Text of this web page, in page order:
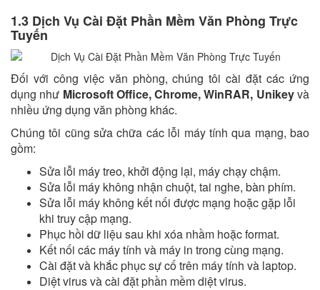
1.3 Dịch Vụ Cài Đặt Phần Mềm Văn Phòng Trực
Tuyến
Đối với công việc văn phòng, chúng tôi cài đặt các ứng
dụng như Microsoft Office, Chrome, WinRAR, Unikeyvà
nhiều ứng dụng văn phòng khác.
Chúng tôi cũng sửa chữa các lỗi máy tính qua mạng, bao
gồm:
Sửa lỗi máy treo, khởi động lại, máy chạy chậm.
Sửa lỗi máy không nhận chuột, tai nghe, bàn phím.
Sửa lỗi máy không kết nối được mạng hoặc gặp lỗi
khi truy cập mạng.
Phục hồi dữ liệu sau khi xóa nhầm hoặc format.
Kết nối các máy tính và máy in trong cùng mạng.
Cài đặt và khắc phục sự cố trên máy tính và laptop.
Diệt virus và cài đặt phần mềm diệt virus.